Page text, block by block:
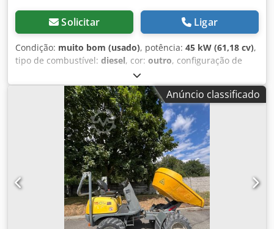
Solicitar Ligar
Condição: muito bom (usado), potência: 45 kW (61,18 cv),
tipo de combustível: diesel, cor: outro, configuração de
, número de lugares:1
horas de funcionamento:473 h, Equipamento:tração
, Informações técnicas Número de cilindros: 4
Cilindrada do motor: 2.300 cc Tipo de chassis: articulado
Direção: segurança Trem de força Tipo de motor: Deutz TD
2.9 L4 Dimensões e pesos Peso operacional: 4.300 kg
Dimensões (C x L x A): 501 x 167 x 155 cm Distância entre
eixos: 205 cm Dkodpex Naxrsfx Ak Dsr Funcionalidades
Sistema de engate rápido: Sim Certificação CE: sim Estado
Estado técnico: muito bom Estado visual: muito bom
Identificação Matrícula: T-08-GRH = Outras opções e
acessórios = - 3º circuito hidráulico - 4º circuito hidráulico -
Anúncio classificado